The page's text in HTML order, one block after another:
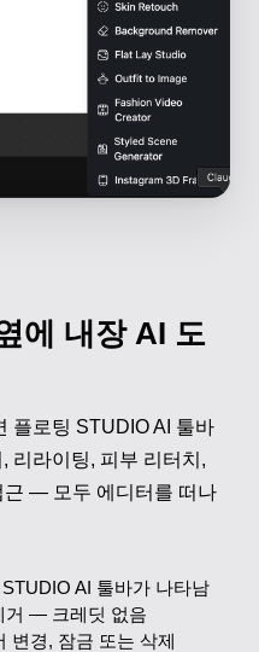
에 내장 AI 도
플로팅 STUDIO AI 툴바
리라이팅, 피부 리터치,
근 — 모두 에디터를 떠나
AI 툴바가 나타남
거 — 크레딧 없음
변경, 잠금 또는 삭제